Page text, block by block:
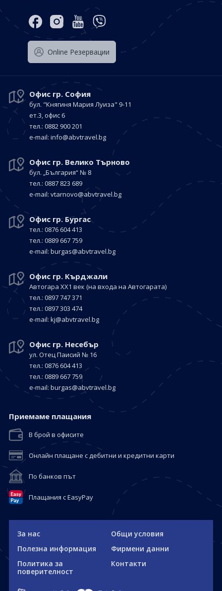
Оnline Резервации
Офис гр. София
бул. "Княгиня Мария Луиза" 9-11
ет.3, офис 6
тел.: 0882 900 201
е-mail: info@abvtravel.bg
Офис гр. Велико Търново
бул. „България“ № 8
тел.: 0887 823 689
е-mail: vtarnovo@abvtravel.bg
Офис гр. Бургас
тел.: 0876 604 413
тел.: 0889 667 759
е-mail: burgas@abvtravel.bg
Офис гр. Кърджали
Автогара ХХ1 век (на входа на Автогарата)
тел.: 0897 747 371
тел.: 0897 303 474
е-mail: kj@abvtravel.bg
Офис гр. Несебър
ул. Отец Паисий № 16
тел.: 0876 604 413
тел.: 0889 667 759
е-mail: burgas@abvtravel.bg
Приемaме плащания
В брой в офисите
Онлайн плащане с дебитни и кредитни карти
По банков път
Плащания с EasyPay
За нас
Общи условия
Полезна информация
Фирмени данни
Политика за
поверителност
Контакти